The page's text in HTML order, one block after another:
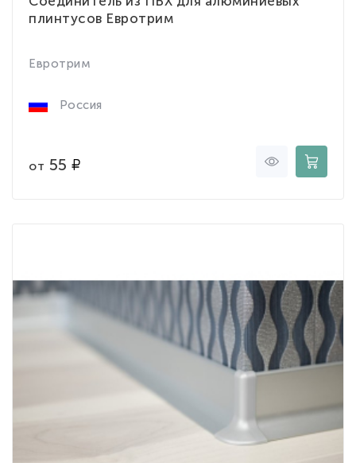
плинтусов Евротрим
Евротрим
Россия
от 55